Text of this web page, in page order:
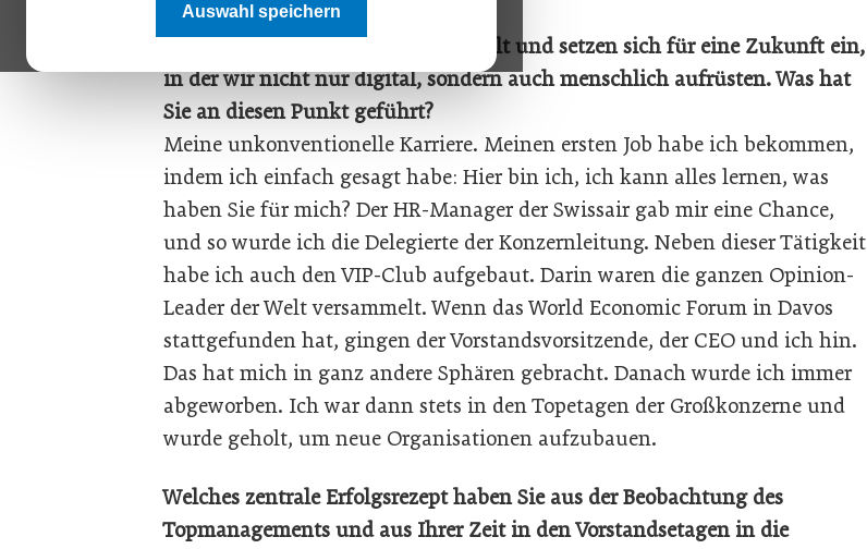
Auswahl speichern
Sie werden als Topcoachin gehandelt und setzen sich für eine Zukunft ein,
in der wir nicht nur digital, sondern auch menschlich aufrüsten. Was hat
Sie an diesen Punkt geführt?
Meine unkonventionelle Karriere. Meinen ersten Job habe ich bekommen,
indem ich einfach gesagt habe: Hier bin ich, ich kann alles lernen, was
haben Sie für mich? Der HR-Manager der Swissair gab mir eine Chance,
und so wurde ich die Delegierte der Konzernleitung. Neben dieser Tätigkeit
habe ich auch den VIP-Club aufgebaut. Darin waren die ganzen Opinion-
Leader der Welt versammelt. Wenn das World Economic Forum in Davos
stattgefunden hat, gingen der Vorstandsvorsitzende, der CEO und ich hin.
Das hat mich in ganz andere Sphären gebracht. Danach wurde ich immer
abgeworben. Ich war dann stets in den Topetagen der Großkonzerne und
wurde geholt, um neue Organisationen aufzubauen.
Welches zentrale Erfolgsrezept haben Sie aus der Beobachtung des
Topmanagements und aus Ihrer Zeit in den Vorstandsetagen in die